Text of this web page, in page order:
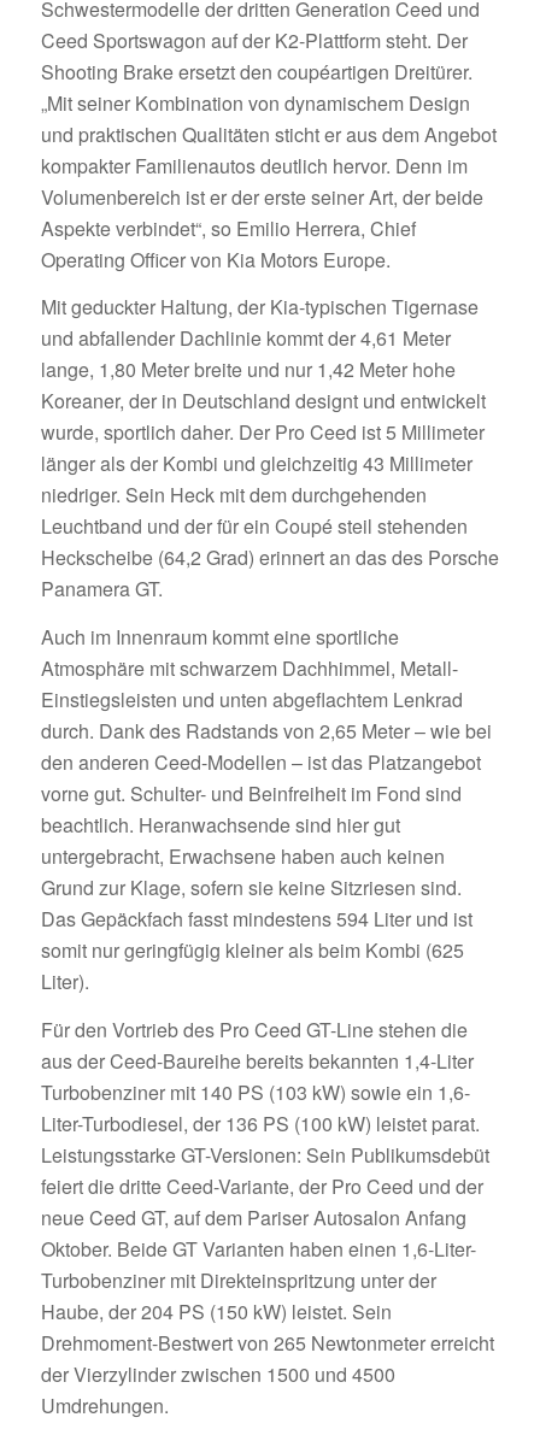
Schwestermodelle der dritten Generation Ceed und
Ceed Sportswagon auf der K2-Plattform steht. Der
Shooting Brake ersetzt den coupéartigen Dreitürer.
„Mit seiner Kombination von dynamischem Design
und praktischen Qualitäten sticht er aus dem Angebot
kompakter Familienautos deutlich hervor. Denn im
Volumenbereich ist er der erste seiner Art, der beide
Aspekte verbindet“, so Emilio Herrera, Chief
Operating Officer von Kia Motors Europe.
Mit geduckter Haltung, der Kia-typischen Tigernase
und abfallender Dachlinie kommt der 4,61 Meter
lange, 1,80 Meter breite und nur 1,42 Meter hohe
Koreaner, der in Deutschland designt und entwickelt
wurde, sportlich daher. Der Pro Ceed ist 5 Millimeter
länger als der Kombi und gleichzeitig 43 Millimeter
niedriger. Sein Heck mit dem durchgehenden
Leuchtband und der für ein Coupé steil stehenden
Heckscheibe (64,2 Grad) erinnert an das des Porsche
Panamera GT.
Auch im Innenraum kommt eine sportliche
Atmosphäre mit schwarzem Dachhimmel, Metall-
Einstiegsleisten und unten abgeflachtem Lenkrad
durch. Dank des Radstands von 2,65 Meter – wie bei
den anderen Ceed-Modellen – ist das Platzangebot
vorne gut. Schulter- und Beinfreiheit im Fond sind
beachtlich. Heranwachsende sind hier gut
untergebracht, Erwachsene haben auch keinen
Grund zur Klage, sofern sie keine Sitzriesen sind.
Das Gepäckfach fasst mindestens 594 Liter und ist
somit nur geringfügig kleiner als beim Kombi (625
Liter).
Für den Vortrieb des Pro Ceed GT-Line stehen die
aus der Ceed-Baureihe bereits bekannten 1,4-Liter
Turbobenziner mit 140 PS (103 kW) sowie ein 1,6-
Liter-Turbodiesel, der 136 PS (100 kW) leistet parat.
Leistungsstarke GT-Versionen: Sein Publikumsdebüt
feiert die dritte Ceed-Variante, der Pro Ceed und der
neue Ceed GT, auf dem Pariser Autosalon Anfang
Oktober. Beide GT Varianten haben einen 1,6-Liter-
Turbobenziner mit Direkteinspritzung unter der
Haube, der 204 PS (150 kW) leistet. Sein
Drehmoment-Bestwert von 265 Newtonmeter erreicht
der Vierzylinder zwischen 1500 und 4500
Umdrehungen.